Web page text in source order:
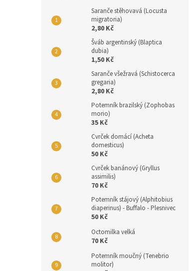
Saranče stěhovavá (Locusta
migratoria)
2,80 Kč
Šváb argentinský (Blaptica
dubia)
1,50 Kč
Saranče všežravá (Schistocerca
gregaria)
2,80 Kč
Potemník brazilský (Zophobas
morio)
35 Kč
Cvrček domácí (Acheta
domesticus)
50 Kč
Cvrček banánový (Gryllus
assimilis)
70 Kč
Potemník stájový (Alphitobius
diaperinus) - Buffalo - Plesnivec
50 Kč
Octomilka velká
70 Kč
Potemník moučný (Tenebrio
molitor)